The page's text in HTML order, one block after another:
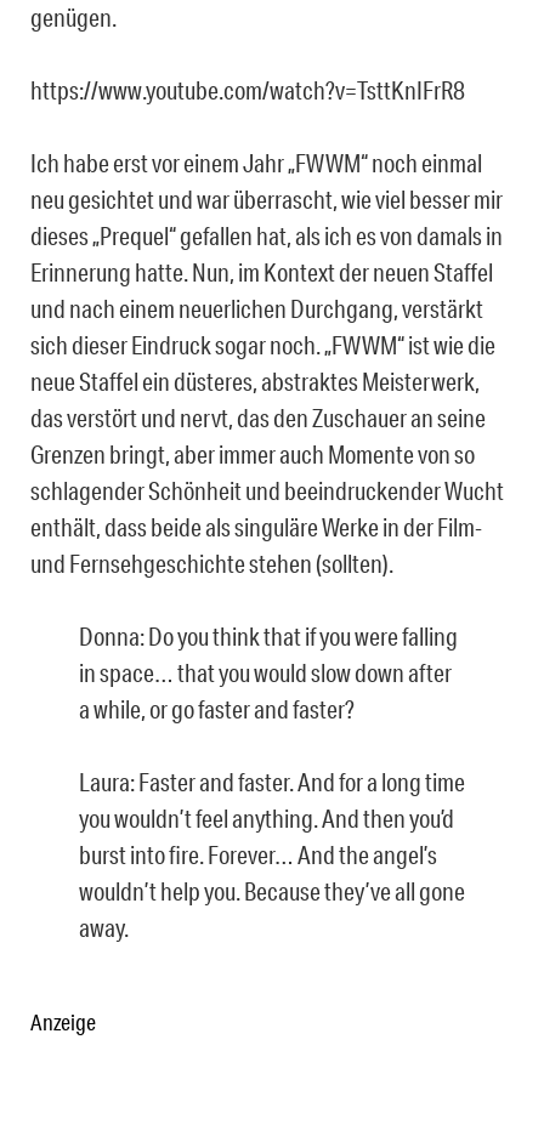
genügen.
https://www.youtube.com/watch?v=TsttKnIFrR8
Ich habe erst vor einem Jahr „FWWM“ noch einmal
neu gesichtet und war überrascht, wie viel besser mir
dieses „Prequel“ gefallen hat, als ich es von damals in
Erinnerung hatte. Nun, im Kontext der neuen Staffel
und nach einem neuerlichen Durchgang, verstärkt
sich dieser Eindruck sogar noch. „FWWM“ ist wie die
neue Staffel ein düsteres, abstraktes Meisterwerk,
das verstört und nervt, das den Zuschauer an seine
Grenzen bringt, aber immer auch Momente von so
schlagender Schönheit und beeindruckender Wucht
enthält, dass beide als singuläre Werke in der Film-
und Fernsehgeschichte stehen (sollten).
Donna: Do you think that if you were falling
in space… that you would slow down after
a while, or go faster and faster?
Laura: Faster and faster. And for a long time
you wouldn’t feel anything. And then you’d
burst into fire. Forever… And the angel’s
wouldn’t help you. Because they’ve all gone
away.
Anzeige